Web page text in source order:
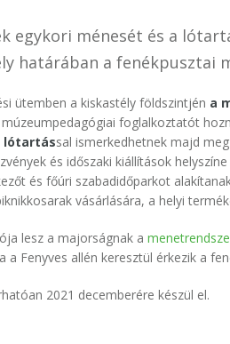
egykori ménesét és a
határában a fenékpusztai
ütemben a kiskastély földszintjén a
foglalkoztatót
lótartással ismerkedhetnek majd
és időszaki kiállítások
és főúri szabadidőparkot
vásárlására, a helyi
lesz a majorságnak a
a Fenyves allén keresztül érkezik a
2021 decemberére készül el.